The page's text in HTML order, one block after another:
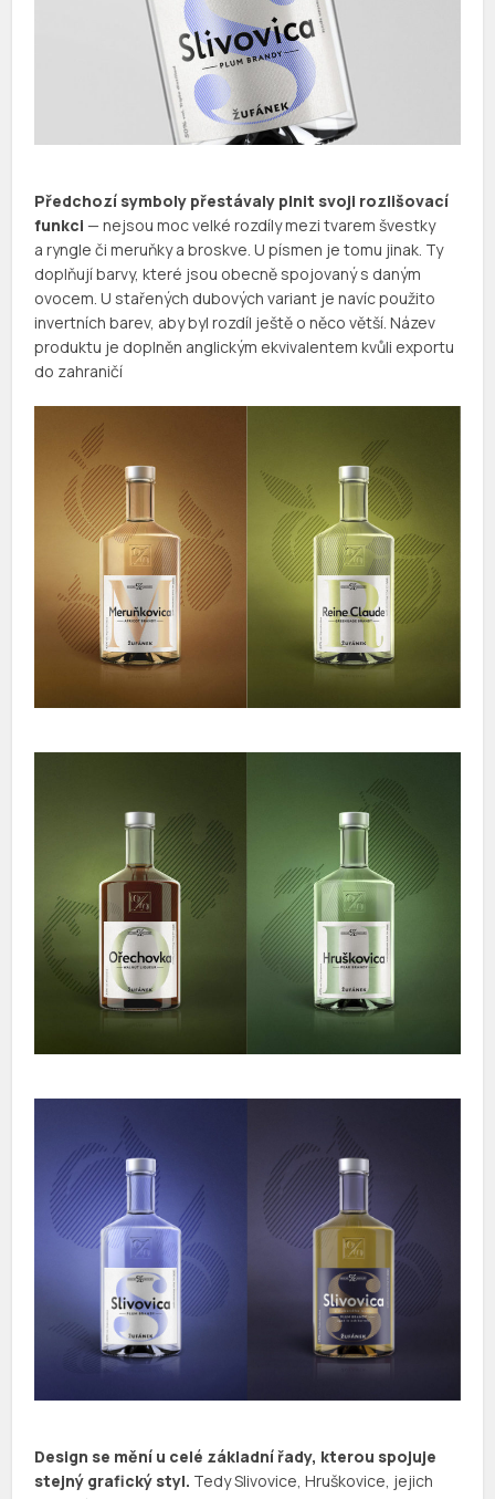
Předchozí symboly přestávaly plnit svoji rozlišovací
funkci — nejsou moc velké rozdíly mezi tvarem švestky
a ryngle či meruňky a broskve. U písmen je tomu jinak. Ty
doplňují barvy, které jsou obecně spojovaný s daným
ovocem. U stařených dubových variant je navíc použito
invertních barev, aby byl rozdíl ještě o něco větší. Název
produktu je doplněn anglickým ekvivalentem kvůli exportu
do zahraničí
Design se mění u celé základní řady, kterou spojuje
stejný grafický styl. Tedy Slivovice, Hruškovice, jejich